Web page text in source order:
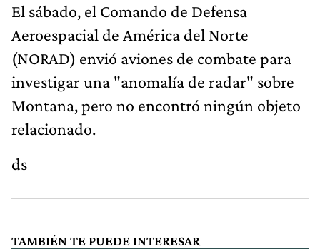
El sábado, el Comando de Defensa
Aeroespacial de América del Norte
(NORAD) envió aviones de combate para
investigar una "anomalía de radar" sobre
Montana, pero no encontró ningún objeto
relacionado.
ds
TAMBIÉN TE PUEDE INTERESAR